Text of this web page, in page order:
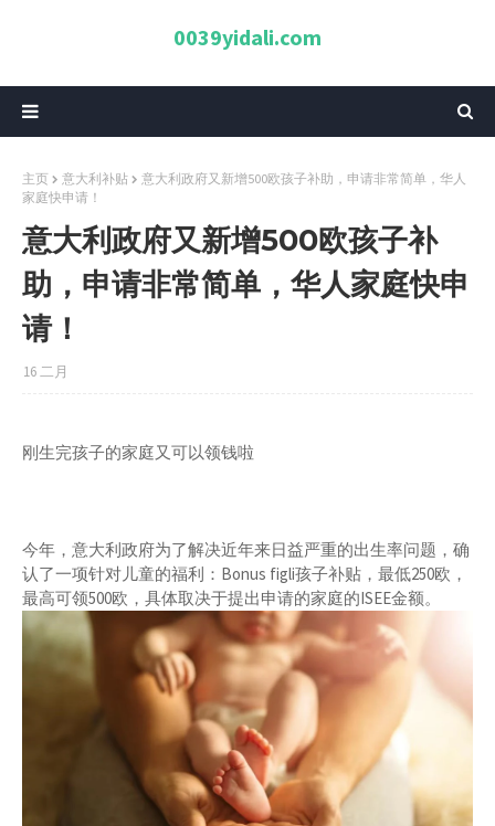
0039yidali.com
主页 意大利补贴
意大利政府又新增500欧孩子补助，申请非常简单，华人
家庭快申请！
意大利政府又新增500欧孩子补
助，申请非常简单，华人家庭快申
请！
16 二月
刚生完孩子的家庭又可以领钱啦
今年，意大利政府为了解决近年来日益严重的出生率问题，确
认了一项针对儿童的福利：Bonus figli孩子补贴，最低250欧，
最高可领500欧，具体取决于提出申请的家庭的ISEE金额。